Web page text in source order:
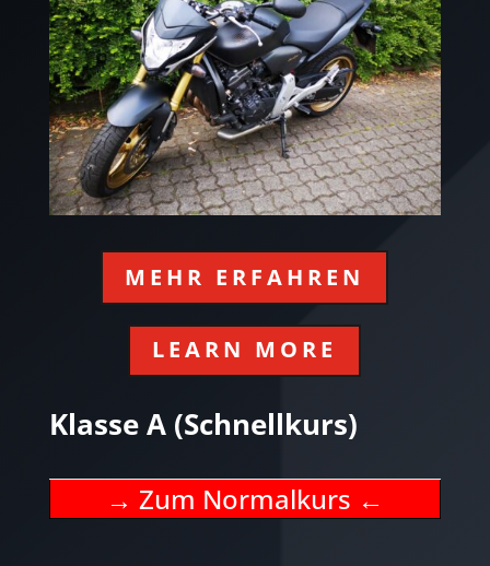
MEHR ERFAHREN
LEARN MORE
Klasse A (Schnellkurs)
→ Zum Normalkurs ←